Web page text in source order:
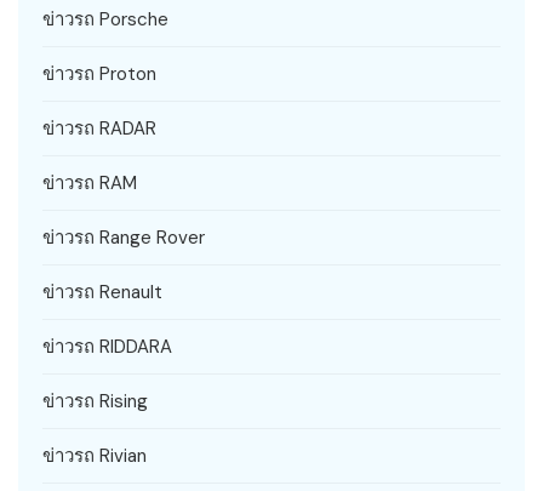
ข่าวรถ Porsche
ข่าวรถ Proton
ข่าวรถ RADAR
ข่าวรถ RAM
ข่าวรถ Range Rover
ข่าวรถ Renault
ข่าวรถ RIDDARA
ข่าวรถ Rising
ข่าวรถ Rivian